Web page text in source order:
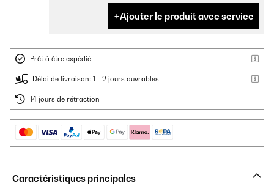
Ajouter le produit avec service
Prêt à être expédié
Délai de livraison: 1 - 2 jours ouvrables
14 jours de rétraction
Caractéristiques principales